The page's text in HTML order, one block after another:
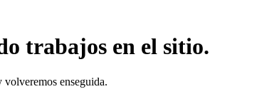
trabajos en el sitio.
volveremos enseguida.